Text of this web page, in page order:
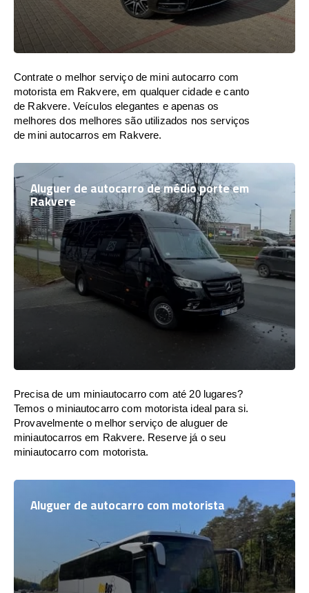
Contrate o melhor serviço de mini autocarro com
motorista em Rakvere, em qualquer cidade e canto
de Rakvere. Veículos elegantes e apenas os
melhores dos melhores são utilizados nos serviços
de mini autocarros em Rakvere.
Aluguer de autocarro de médio porte em
Rakvere
Precisa de um miniautocarro com até 20 lugares?
Temos o miniautocarro com motorista ideal para si.
Provavelmente o melhor serviço de aluguer de
miniautocarros em Rakvere. Reserve já o seu
miniautocarro com motorista.
Aluguer de autocarro com motorista